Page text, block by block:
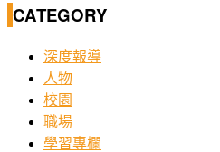
CATEGORY
深度報導
人物
校園
職場
學習專欄